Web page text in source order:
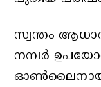
സ്വന്തം
നമ്പർ
ഓൺലൈനായി